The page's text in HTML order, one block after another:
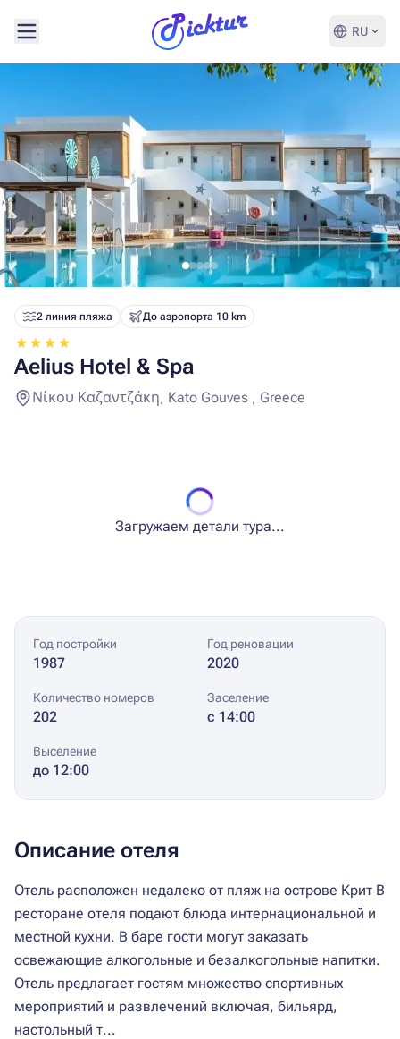
RU
2 линия пляжа До аэропорта 10 km
Aelius Hotel & Spa
Νίκου Καζαντζάκη, Kato Gouves , Greece
Загружаем детали тура...
Год постройки
1987
Год реновации
2020
Количество номеров
202
Заселение
с 14:00
Выселение
до 12:00
Описание отеля
Отель расположен недалеко от пляж на острове Крит В
ресторане отеля подают блюда интернациональной и
местной кухни. В баре гости могут заказать
освежающие алкогольные и безалкогольные напитки.
Отель предлагает гостям множество спортивных
мероприятий и развлечений включая, бильярд,
настольный т...